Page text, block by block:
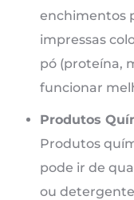
enchimentos
impressas
pó (proteína,
funcionar
Produtos
Produtos
pode ir de
ou